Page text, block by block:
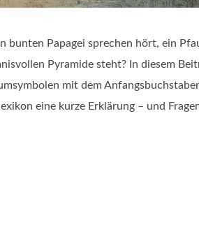
bunten Papagei sprechen hört, ein
Pyramide steht? In diesem
mit dem
eine kurze Erklärung – und